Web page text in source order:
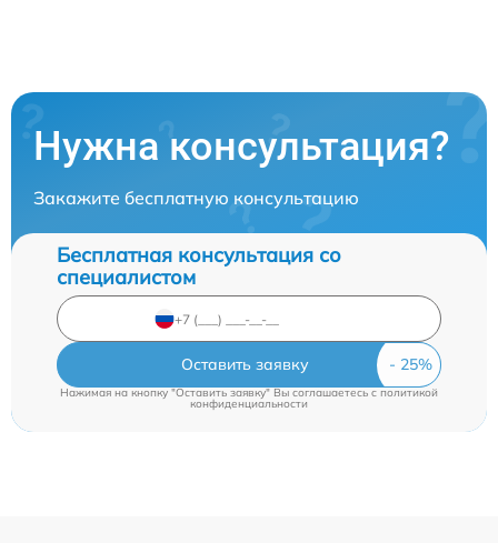
Нужна консультация?
Закажите бесплатную консультацию
Бесплатная консультация со
специалистом
Оставить заявку
Нажимая на кнопку "Оставить заявку" Вы соглашаетесь cполитикой
конфиденциальности